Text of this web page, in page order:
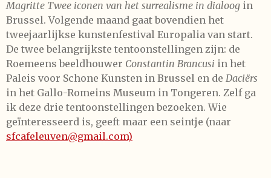
Magritte Twee iconen van het surrealisme in dialoog in
Brussel. Volgende maand gaat bovendien het
tweejaarlijkse kunstenfestival Europalia van start.
De twee belangrijkste tentoonstellingen zijn: de
Roemeens beeldhouwer Constantin Brancusi in het
Paleis voor Schone Kunsten in Brussel en de Daciërs
in het Gallo-Romeins Museum in Tongeren. Zelf ga
ik deze drie tentoonstellingen bezoeken. Wie
geïnteresseerd is, geeft maar een seintje (naar
sfcafeleuven@gmail.com)